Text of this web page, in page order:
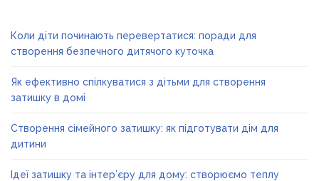
Коли діти починають перевертатися: поради для
створення безпечного дитячого куточка
Як ефективно спілкуватися з дітьми для створення
затишку в домі
Створення сімейного затишку: як підготувати дім для
дитини
Ідеї затишку та інтер’єру для дому: створюємо теплу